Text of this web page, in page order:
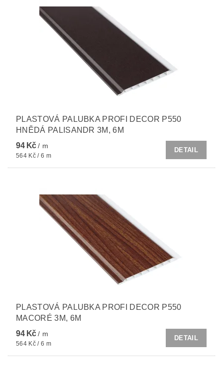
PLASTOVÁ PALUBKA PROFI DECOR P550
HNĚDÁ PALISANDR 3M, 6M
94 Kč/ m
564 Kč / 6 m
DETAIL
PLASTOVÁ PALUBKA PROFI DECOR P550
MACORÉ 3M, 6M
94 Kč/ m
564 Kč / 6 m
DETAIL